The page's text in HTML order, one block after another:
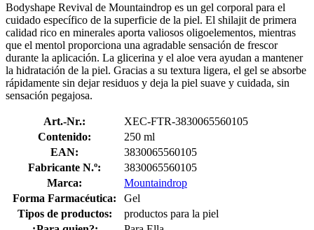
Bodyshape Revival de Mountaindrop es un gel corporal para el
cuidado específico de la superficie de la piel. El shilajit de primera
calidad rico en minerales aporta valiosos oligoelementos, mientras
que el mentol proporciona una agradable sensación de frescor
durante la aplicación. La glicerina y el aloe vera ayudan a mantener
la hidratación de la piel. Gracias a su textura ligera, el gel se absorbe
rápidamente sin dejar residuos y deja la piel suave y cuidada, sin
sensación pegajosa.
Art.-Nr.:
XEC-FTR-3830065560105
Contenido:
250 ml
EAN:
3830065560105
Fabricante N.º:
3830065560105
Marca:
Mountaindrop
Forma Farmacéutica:
Gel
Tipos de productos:
productos para la piel